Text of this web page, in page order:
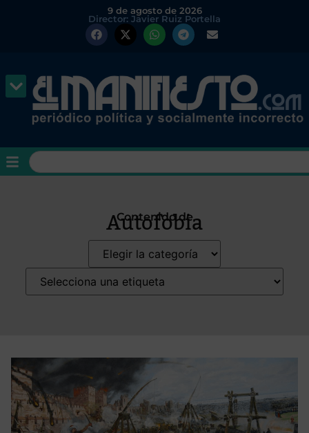
9 de agosto de 2026
Director: Javier Ruiz Portella
Contenido de
Autofobia